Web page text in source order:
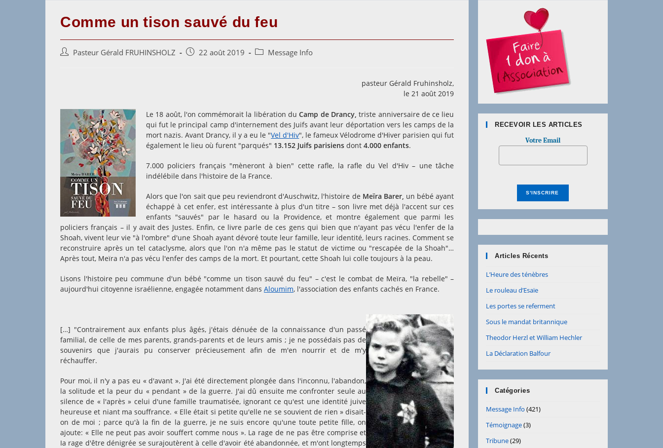
Comme un tison sauvé du feu
Auteur/autrice
Pasteur Gérald FRUHINSHOLZ
Post 22 août 2019
Post Message Info
pasteur Gérald Fruhinsholz,
le 21 août 2019
Le 18 août, l'on commémorait la libération duCamp de Drancy, triste anniversaire de ce lieu
qui fut le principal camp d'internement des Juifs avant leur déportation vers les camps de la
mort nazis. Avant Drancy, il y a eu le "Vel d'Hiv", le fameux Vélodrome d'Hiver parisien qui fut
également le lieu où furent "parqués" 13.152 Juifs parisiens dont 4.000 enfants.
7.000 policiers français "mèneront à bien" cette rafle, la rafle du Vel d'Hiv – une tâche
indélébile dans l'histoire de la France.
Alors que l'on sait que peu reviendront d'Auschwitz, l'histoire de Meïra Barer, un bébé ayant
échappé à cet enfer, est intéressante à plus d'un titre – son livre met déjà l'accent sur ces
enfants "sauvés" par le hasard ou la Providence, et montre également que parmi les
policiers français – il y avait des Justes. Enfin, ce livre parle de ces gens qui bien que n'ayant pas vécu l'enfer de la
Shoah, vivent leur vie "à l'ombre" d'une Shoah ayant dévoré toute leur famille, leur identité, leurs racines. Comment se
reconstruire après un tel cataclysme, alors que l'on n'a même pas le statut de victime ou "rescapée de la Shoah"…
Après tout, Meïra n'a pas vécu l'enfer des camps de la mort. Et pourtant, cette Shoah lui colle toujours à la peau.
Lisons l'histoire peu commune d'un bébé "comme un tison sauvé du feu" – c'est le combat de Meïra, "la rebelle" –
aujourd'hui citoyenne israélienne, engagée notamment dans Aloumim, l'association des enfants cachés en France.
[…] "Contrairement aux enfants plus âgés, j'étais dénuée de la connaissance d'un passé
familial, de celle de mes parents, grands-parents et de leurs amis ; je ne possédais pas de
souvenirs que j'aurais pu conserver précieusement afin de m'en nourrir et de m'y
réchauffer.
Pour moi, il n'y a pas eu « d'avant ». J'ai été directement plongée dans l'inconnu, l'abandon,
la solitude et la peur du « pendant » de la guerre. J'ai dû ensuite me confronter seule au
silence de « l'après » celui d'une famille traumatisée, ignorant ce qu'est une identité juive
heureuse et niant ma souffrance. « Elle était si petite qu'elle ne se souvient de rien » disait-
on de moi ; parce qu'à la fin de la guerre, je ne suis encore qu'une toute petite fille, on
ajoute: « Elle ne peut pas avoir souffert comme nous ». La rage de ne pas être comprise et
Ia rage d'être dénigrée se surajoutèrent à celle d'avoir été abandonnée, et m'ont longtemps
RECEVOIR LES ARTICLES
Votre Email
Articles Récents
L’Heure des ténèbres
Le rouleau d’Esaïe
Les portes se referment
Sous le mandat britannique
Theodor Herzl et William Hechler
La Déclaration Balfour
Catégories
Message Info (421)
Témoignage(3)
Tribune(29)